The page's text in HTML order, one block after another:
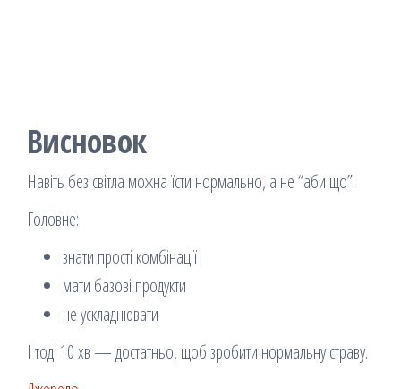
Висновок
Навіть без світла можна їсти нормально, а не “аби що”.
Головне:
знати прості комбінації
мати базові продукти
не ускладнювати
І тоді 10 хв — достатньо, щоб зробити нормальну страву.